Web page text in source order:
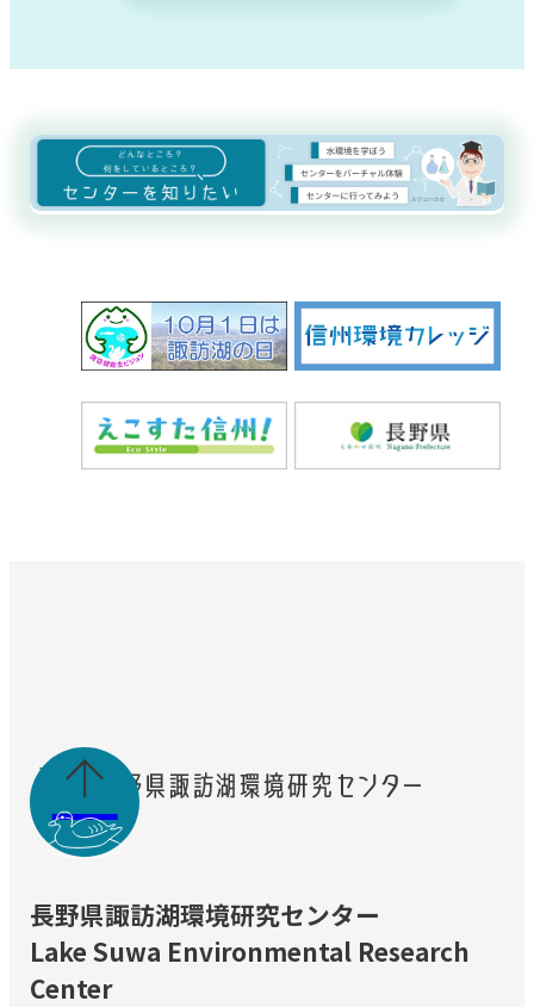

長野県諏訪湖環境研究センター
Lake Suwa Environmental Research
Center